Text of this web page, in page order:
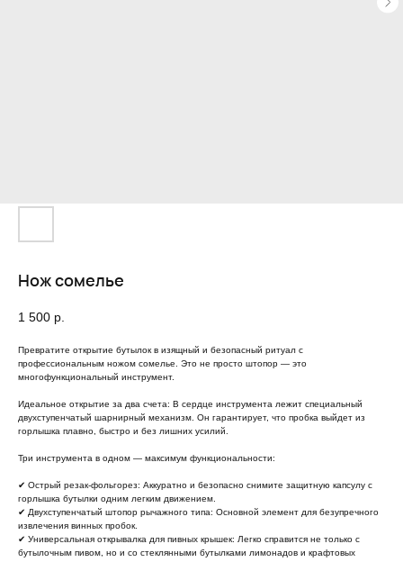
Нож сомелье
1 500 р.
Превратите открытие бутылок в изящный и безопасный ритуал с
профессиональным ножом сомелье. Это не просто штопор — это
многофункциональный инструмент.
Идеальное открытие за два счета: В сердце инструмента лежит специальный
двухступенчатый шарнирный механизм. Он гарантирует, что пробка выйдет из
горлышка плавно, быстро и без лишних усилий.
Три инструмента в одном — максимум функциональности:
✔ Острый резак-фольгорез: Аккуратно и безопасно снимите защитную капсулу с
горлышка бутылки одним легким движением.
✔ Двухступенчатый штопор рычажного типа: Основной элемент для безупречного
извлечения винных пробок.
✔ Универсальная открывалка для пивных крышек: Легко справится не только с
бутылочным пивом, но и со стеклянными бутылками лимонадов и крафтовых